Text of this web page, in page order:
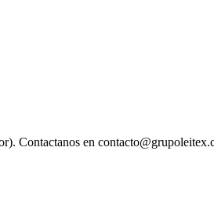
Contactanos en